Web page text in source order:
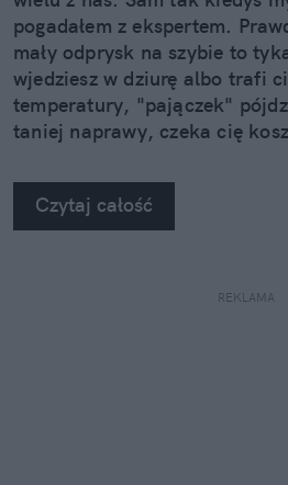
pogadałem z ekspertem.
mały odprysk na szybie to
wjedziesz w dziurę albo trafi
temperatury, "pajączek"
taniej naprawy, czeka cię
na własne oczy zobaczyć, jak
sobie z takimi uszkodzeniami.
Czytaj całość
REKLAMA